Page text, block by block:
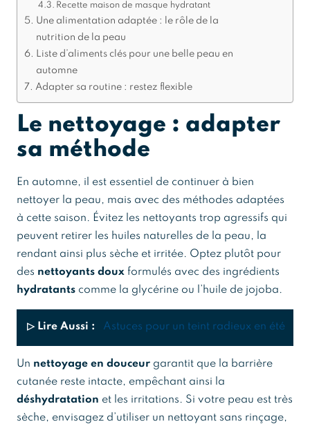
Recette maison de masque hydratant
Une alimentation adaptée : le rôle de la
nutrition de la peau
Liste d’aliments clés pour une belle peau en
automne
Adapter sa routine : restez flexible
Le nettoyage : adapter
sa méthode
En automne, il est essentiel de continuer à bien
nettoyer la peau, mais avec des méthodes adaptées
à cette saison. Évitez les nettoyants trop agressifs qui
peuvent retirer les huiles naturelles de la peau, la
rendant ainsi plus sèche et irritée. Optez plutôt pour
des nettoyants doux formulés avec des ingrédients
hydratants comme la glycérine ou l’huile de jojoba.
▷ Lire Aussi : Astuces pour un teint radieux en été
Un nettoyage en douceur garantit que la barrière
cutanée reste intacte, empêchant ainsi la
déshydratation et les irritations. Si votre peau est très
sèche, envisagez d’utiliser un nettoyant sans rinçage,